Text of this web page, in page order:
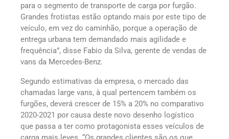
para o segmento de transporte de carga por furgão.
Grandes frotistas estão optando mais por este tipo de
veículo, em vez do caminhão, porque a operação de
entrega urbana tem demandado mais agilidade e
frequência”, disse Fabio da Silva, gerente de vendas de
vans da Mercedes-Benz.
Segundo estimativas da empresa, o mercado das
chamadas large vans, à qual pertencem também os
furgões, deverá crescer de 15% a 20% no comparativo
2020-2021 por causa deste novo desenho logístico
que passa a ter como protagonista esses veículos de